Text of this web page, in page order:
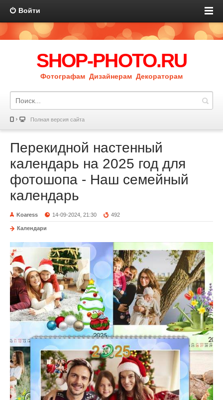
Войти
SHOP-PHOTO.RU
Фотографам Дизайнерам Декораторам
Полная версия сайта
Перекидной настенный
календарь на 2025 год для
фотошопа - Наш семейный
календарь
Koaress 14-09-2024, 21:30 492
Календари